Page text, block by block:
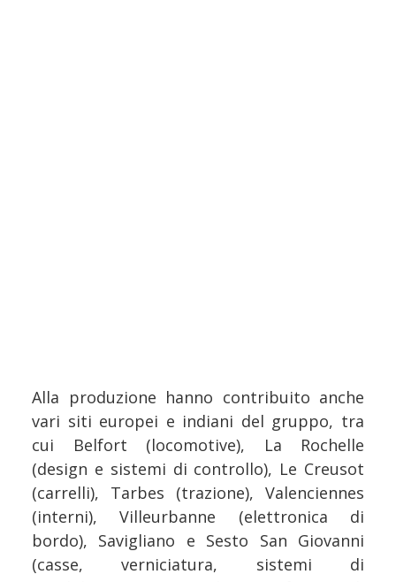
Alla produzione hanno contribuito anche
vari siti europei e indiani del gruppo, tra
cui Belfort (locomotive), La Rochelle
(design e sistemi di controllo), Le Creusot
(carrelli), Tarbes (trazione), Valenciennes
(interni), Villeurbanne (elettronica di
bordo), Savigliano e Sesto San Giovanni
(casse, verniciatura, sistemi di